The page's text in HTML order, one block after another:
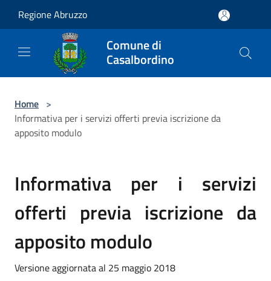
Regione Abruzzo
Comune di
Casalbordino
Home >
Informativa per i servizi offerti previa iscrizione da
apposito modulo
Informativa per i servizi
offerti previa iscrizione da
apposito modulo
Versione aggiornata al 25 maggio 2018